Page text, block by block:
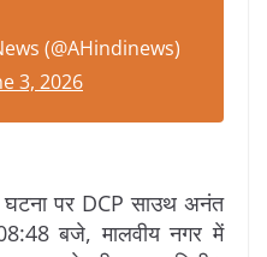
(@AHindinews)
3, 2026
पर DCP साउथ अनंत
बजे, मालवीय नगर में